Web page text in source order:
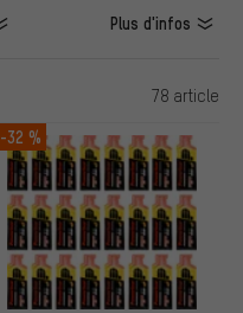
Plus d'infos
78 article
-32 %